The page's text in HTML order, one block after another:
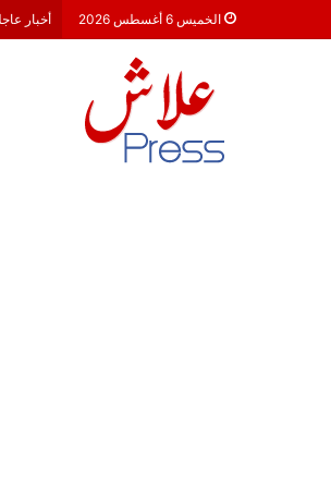
الخميس 6 أغسطس 2026 أخبار